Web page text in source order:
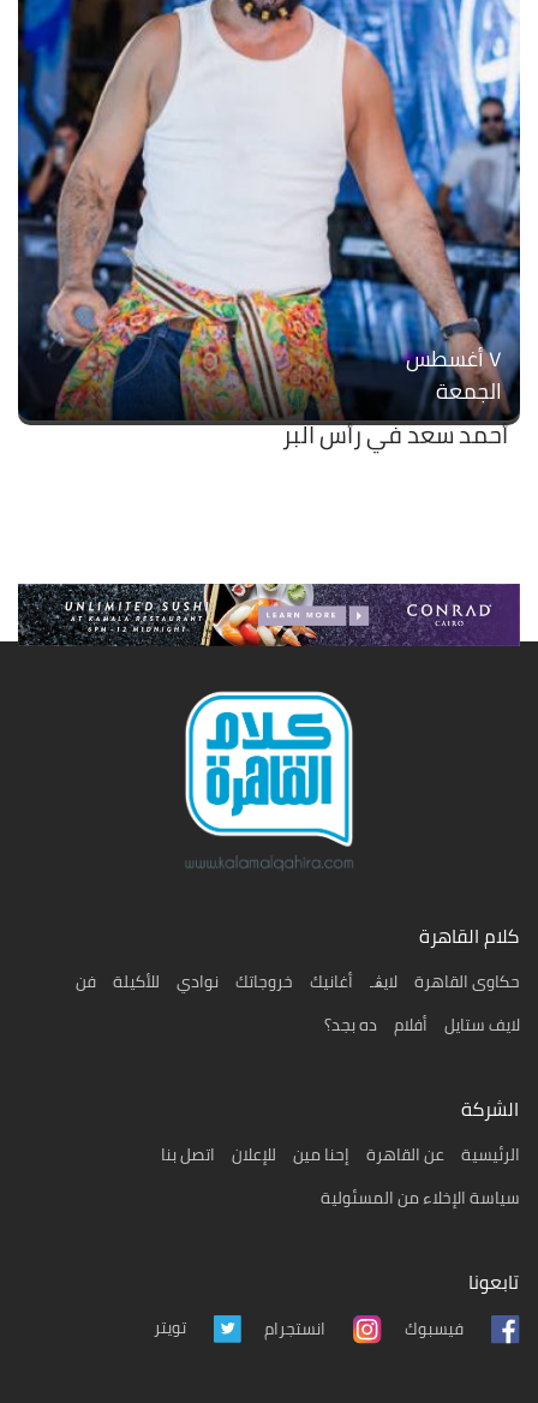
۷ أغسطس
الجمعة
أحمد سعد في رأس البر
كلام القاهرة
حكاوى القاهرة لايڨـ أغانيك خروجاتك نوادي للأكيلة فن
لايف ستايل أفلام ده بجد؟
الشركة
الرئيسية عن القاهرة إحنا مين للإعلان اتصل بنا
سياسة الإخلاء من المسئولية
تابعونا
فيسبوك انستجرام تويتر